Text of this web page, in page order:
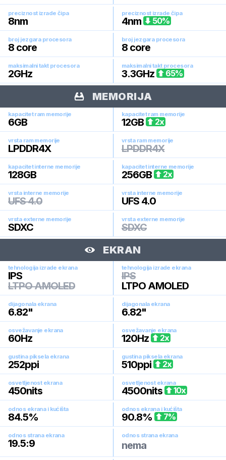
preciznost izrade čipa
8nm
preciznost izrade čipa
4nm 50%
broj jezgara procesora
8 core
broj jezgara procesora
8 core
maksimalni takt procesora
2GHz
maksimalni takt procesora
3.3GHz 65%
MEMORIJA
kapacitet ram memorije
6GB
kapacitet ram memorije
12GB 2x
vrsta ram memorije
LPDDR4X
vrsta ram memorije
LPDDR4X
kapacitet interne memorije
128GB
kapacitet interne memorije
256GB 2x
vrsta interne memorije
UFS 4.0
vrsta interne memorije
UFS 4.0
vrsta externe memorije
SDXC
vrsta externe memorije
SDXC
EKRAN
tehnologija izrade ekrana
IPS
LTPO AMOLED
tehnologija izrade ekrana
IPS
LTPO AMOLED
dijagonala ekrana
6.82"
dijagonala ekrana
6.82"
osvežavanje ekrana
60Hz
osvežavanje ekrana
120Hz 2x
gustina piksela ekrana
252ppi
gustina piksela ekrana
510ppi 2x
osvetljenost ekrana
450nits
osvetljenost ekrana
4500nits 10x
odnos ekrana i kućišta
84.5%
odnos ekrana i kućišta
90.8% 7%
odnos strana ekrana
19.5:9
odnos strana ekrana
nema